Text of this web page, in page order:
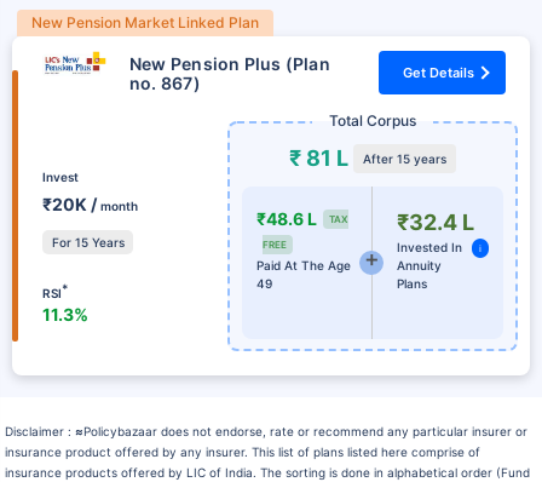
New Pension Market Linked Plan
New Pension Plus (Plan
no. 867)
Get Details
Invest
₹20K /month
For 15 Years
RSI*
11.3%
Total Corpus
₹ 81 L After 15 years
₹48.6 L TAX
FREE
Paid At The Age
49
₹32.4 L
Invested In
Annuity
Plans
i
Disclaimer :≈Policybazaar does not endorse, rate or recommend any particular insurer or
insurance product offered by any insurer. This list of plans listed here comprise of
insurance products offered by LIC of India. The sorting is done in alphabetical order (Fund